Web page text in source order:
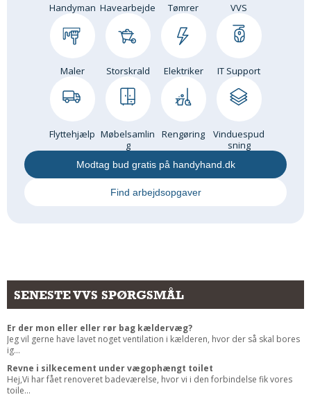
Handyman Havearbejde Tømrer VVS
Maler Storskrald Elektriker IT Support
Flyttehjælp Møbelsamlin
g
Rengøring
Vinduespud
sning
Modtag bud gratis på handyhand.dk
Find arbejdsopgaver
SENESTE VVS SPØRGSMÅL
Er der mon eller eller rør bag kældervæg?
Jeg vil gerne have lavet noget ventilation i kælderen, hvor der så skal bores
ig...
Revne i silkecement under vægophængt toilet
Hej,Vi har fået renoveret badeværelse, hvor vi i den forbindelse fik vores
toile...